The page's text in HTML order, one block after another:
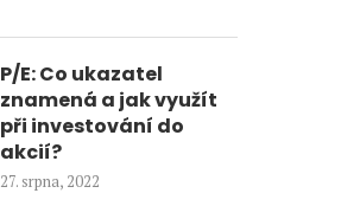
P/E: Co ukazatel
znamená a jak využít
při investování do
akcií?
27. srpna, 2022